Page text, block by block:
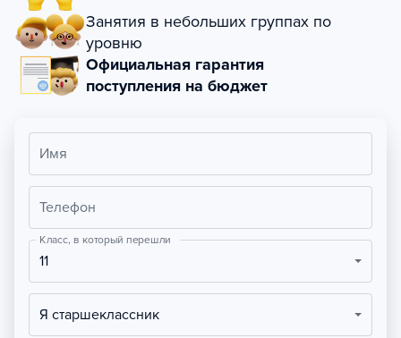
Занятия в небольших группах по
уровню
Официальная гарантия
поступления на бюджет
Имя
Телефон
Класс, в который перешли
11
Я старшеклассник